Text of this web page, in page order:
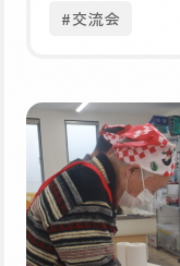
#交流会